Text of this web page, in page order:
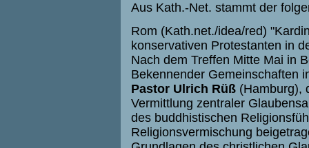
Aus Kath.-Net. stammt der
Rom (Kath.net./idea/red)
konservativen Protestanten in
Nach dem Treffen Mitte Mai in
Bekennender Gemeinschaften
Pastor Ulrich Rüß (Hamburg),
Vermittlung zentraler
des buddhistischen
Religionsvermischung